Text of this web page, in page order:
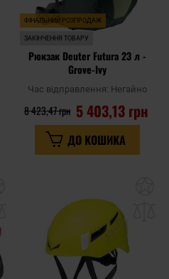
ФІНАЛЬНИЙ РОЗПРОДАЖ
ЗАКІНЧЕННЯ ТОВАРУ
Рюкзак Deuter Futura 23 л -
Grove-Ivy
Час відправлення: Негайно
5 403,13 грн
8 423,47 грн
ДО КОШИКА
уподобань